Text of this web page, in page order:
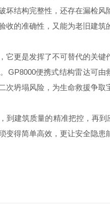
坏结构完整性，还存在漏检
收的准确性，又能为老旧建
更是发挥了不可替代的关键
GP8000便携式结构雷达可
次坍塌风险，为生命救援争取
建筑质量的精准把控，再到
变得简单高效，更让安全隐